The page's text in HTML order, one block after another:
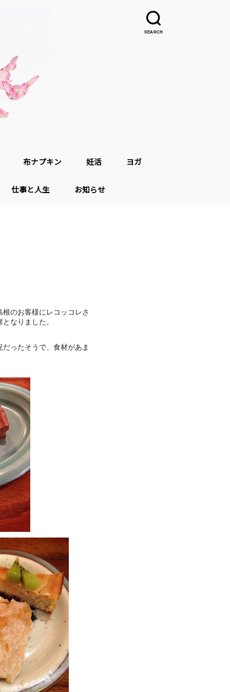
SEARCH
布ナプキン 妊活 ヨガ
仕事と人生 お知らせ
のお客様にレコッコレさ
なりました。
ったそうで、食材があま